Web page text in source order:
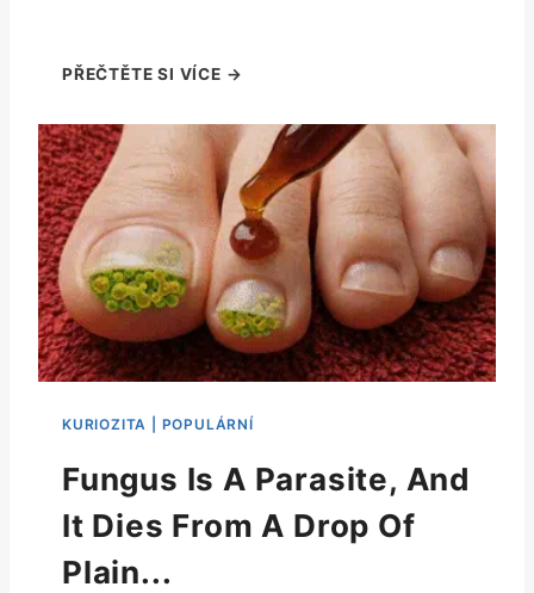
Fungus Is A Parasite, And
It Dies From A Drop Of
Plain...